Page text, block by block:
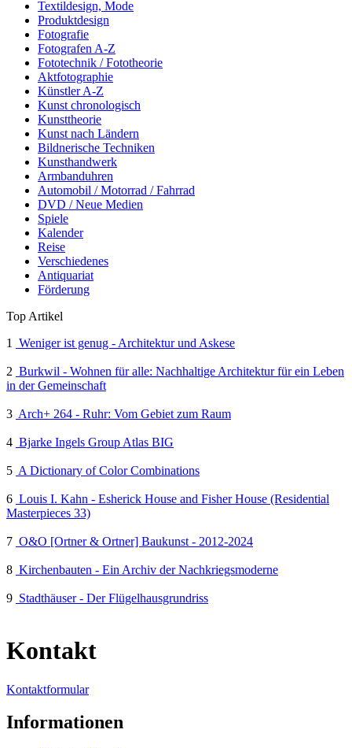
Textildesign, Mode
Produktdesign
Fotografie
Fotografen A-Z
Fototechnik / Fototheorie
Aktfotographie
Künstler A-Z
Kunst chronologisch
Kunsttheorie
Kunst nach Ländern
Bildnerische Techniken
Kunsthandwerk
Armbanduhren
Automobil / Motorrad / Fahrrad
DVD / Neue Medien
Spiele
Kalender
Reise
Verschiedenes
Antiquariat
Förderung
Top Artikel
1
Weniger ist genug - Architektur und Askese
2 Burkwil - Wohnen für alle: Nachhaltige Architektur für ein Leben
in der Gemeinschaft
3 Arch+ 264 - Ruhr: Vom Gebiet zum Raum
4 Bjarke Ingels Group Atlas BIG
5 A Dictionary of Color Combinations
6 Louis I. Kahn - Esherick House and Fisher House (Residential
Masterpieces 33)
7 O&O [Ortner & Ortner] Baukunst - 2012-2024
8 Kirchenbauten - Ein Archiv der Nachkriegsmoderne
9 Stadthäuser - Der Flügelhausgrundriss
Kontakt
Kontaktformular
Informationen